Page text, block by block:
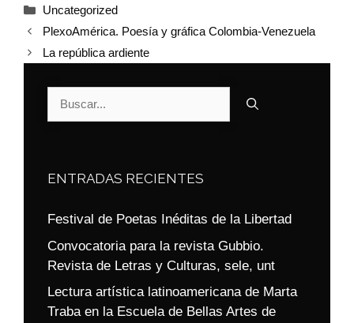
Uncategorized
PlexoAmérica. Poesía y gráfica Colombia-Venezuela
La república ardiente
ENTRADAS RECIENTES
Festival de Poetas Inéditas de la Libertad
Convocatoria para la revista Gubbio.
Revista de Letras y Culturas, sele, unt
Lectura artística latinoamericana de Marta
Traba en la Escuela de Bellas Artes de